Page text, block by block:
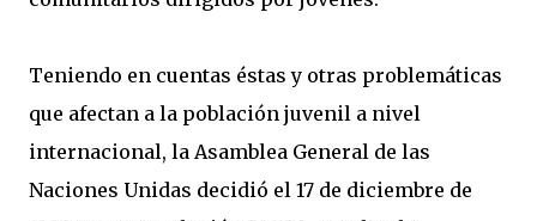
Teniendo en cuentas éstas y otras problemáticas
que afectan a la población juvenil a nivel
internacional, la Asamblea General de las
Naciones Unidas decidió el 17 de diciembre de